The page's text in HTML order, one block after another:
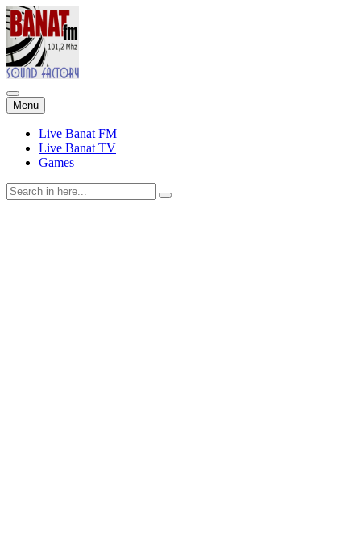
Menu Skip
to
content
Live Banat FM
Live Banat TV
Games
Search
for: